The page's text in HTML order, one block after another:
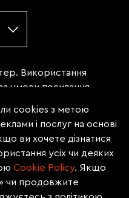
Використання
умови посилання
нижче третього
яких міститься
відтворення або
редакції.
cookies з метою
і послуг на основі
ви хочете дізнатися
усіх чи деяких
Сookie Policy. Якщо
чи продовжите